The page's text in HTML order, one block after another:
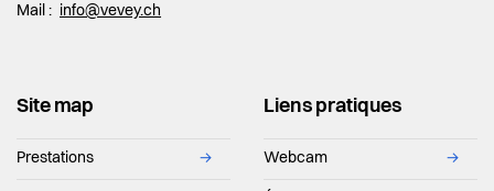
Mail : info@vevey.ch
Site map
Prestations →
Liens pratiques
Webcam →